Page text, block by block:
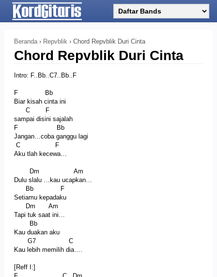
Beranda › Repvblik › Chord Repvblik Duri Cinta
Chord Repvblik Duri Cinta
Intro: F..Bb..C7..Bb..F
F Bb
Biar kisah cinta ini
C F
sampai disini sajalah
F Bb
Jangan…coba ganggu lagi
C F
Aku tlah kecewa…
Dm Am
Dulu slalu …kau ucapkan…
Bb F
Setiamu kepadaku
Dm Am
Tapi tuk saat ini…
Bb
Kau duakan aku
G7 C
Kau lebih memilih dia….
[Reff I:]